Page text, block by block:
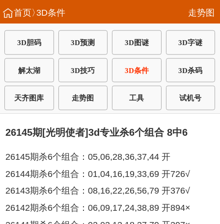
首页〉3D条件 走势图
3D胆码 3D预测 3D图谜 3D字谜
解太湖 3D技巧 3D条件 3D杀码
天齐图库 走势图 工具 试机号
26145期[光明使者]3d专业杀6个组合 8中6
26145期杀6个组合：05,06,28,36,37,44 开
26144期杀6个组合：01,04,16,19,33,69 开726√
26143期杀6个组合：08,16,22,26,56,79 开376√
26142期杀6个组合：06,09,17,24,38,89 开894×